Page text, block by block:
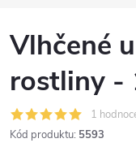
Vlhčené
rostliny -
1
Kód produktu: 5593